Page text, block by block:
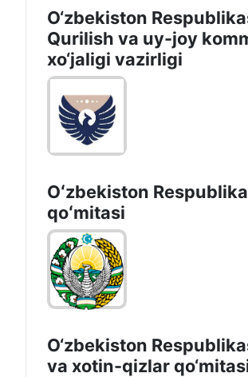
O‘zbekiston
Qurilish va uy-joy
xo‘jaligi vazirligi
Oʻzbekiston
qoʻmitasi
O‘zbekiston
va xotin-qizlar